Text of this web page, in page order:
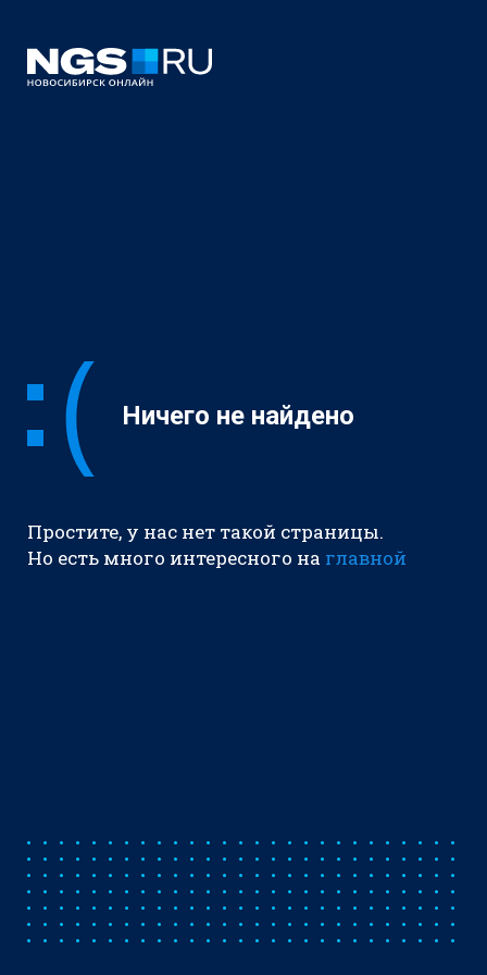
Ничего не найдено
Простите, у нас нет такой страницы.
Но есть много интересного на главной